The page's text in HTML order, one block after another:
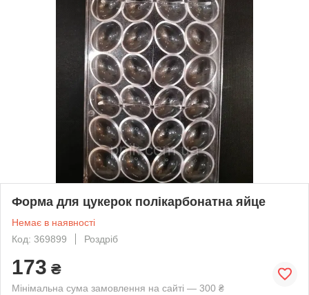
Форма для цукерок полікарбонатна яйце
Немає в наявності
Код: 369899
Роздріб
173 ₴
Мінімальна сума замовлення на сайті — 300 ₴